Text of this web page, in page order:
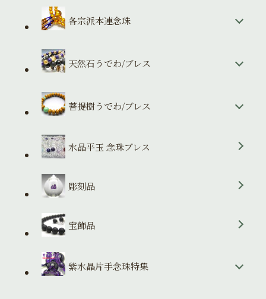
各宗派本連念珠
天然石うでわ/ブレス
菩提樹うでわ/ブレス
水晶平玉 念珠ブレス
彫刻品
宝飾品
紫水晶片手念珠特集